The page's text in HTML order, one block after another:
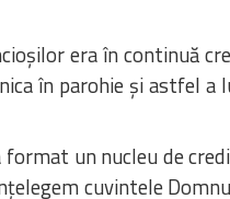
era în continuă
în parohie și astfel
un nucleu de
cuvintele